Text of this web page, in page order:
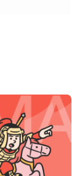
機能追加
務アリ